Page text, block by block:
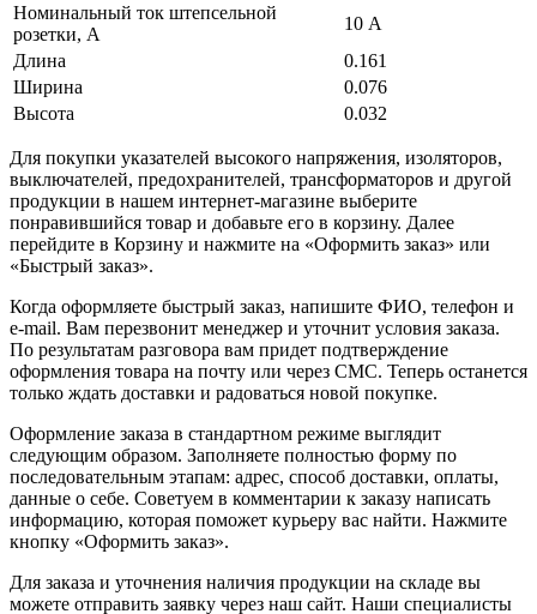
Номинальный ток штепсельной
розетки, А
10 А
Длина
0.161
Ширина
0.076
Высота
0.032
Для покупки указателей высокого напряжения, изоляторов,
выключателей, предохранителей, трансформаторов и другой
продукции в нашем интернет-магазине выберите
понравившийся товар и добавьте его в корзину. Далее
перейдите в Корзину и нажмите на «Оформить заказ» или
«Быстрый заказ».
Когда оформляете быстрый заказ, напишите ФИО, телефон и
e-mail. Вам перезвонит менеджер и уточнит условия заказа.
По результатам разговора вам придет подтверждение
оформления товара на почту или через СМС. Теперь останется
только ждать доставки и радоваться новой покупке.
Оформление заказа в стандартном режиме выглядит
следующим образом. Заполняете полностью форму по
последовательным этапам: адрес, способ доставки, оплаты,
данные о себе. Советуем в комментарии к заказу написать
информацию, которая поможет курьеру вас найти. Нажмите
кнопку «Оформить заказ».
Для заказа и уточнения наличия продукции на складе вы
можете отправить заявку через наш сайт. Наши специалисты